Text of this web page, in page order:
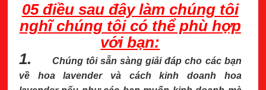
05 điều sau đây làm chúng tôi
nghĩ chúng tôi có thể phù hợp
với bạn:
1.
Chúng tôi sẵn sàng giải đáp cho các bạn
về hoa lavender và cách kinh doanh hoa